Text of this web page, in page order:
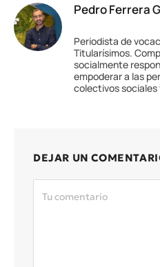
Pedro Ferrera
Periodista de
Titularísimos.
socialmente
empoderar a las
colectivos sociales
DEJAR UN